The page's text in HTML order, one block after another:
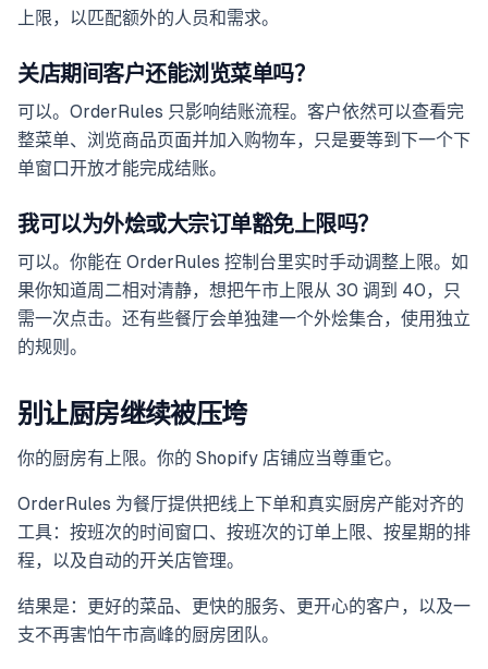
上限，以匹配额外的人员和需求。
关店期间客户还能浏览菜单吗？
可以。OrderRules 只影响结账流程。客户依然可以查看完
整菜单、浏览商品页面并加入购物车，只是要等到下一个下
单窗口开放才能完成结账。
我可以为外烩或大宗订单豁免上限吗？
可以。你能在 OrderRules 控制台里实时手动调整上限。如
果你知道周二相对清静，想把午市上限从 30 调到 40，只
需一次点击。还有些餐厅会单独建一个外烩集合，使用独立
的规则。
别让厨房继续被压垮
你的厨房有上限。你的 Shopify 店铺应当尊重它。
OrderRules 为餐厅提供把线上下单和真实厨房产能对齐的
工具：按班次的时间窗口、按班次的订单上限、按星期的排
程，以及自动的开关店管理。
结果是：更好的菜品、更快的服务、更开心的客户，以及一
支不再害怕午市高峰的厨房团队。